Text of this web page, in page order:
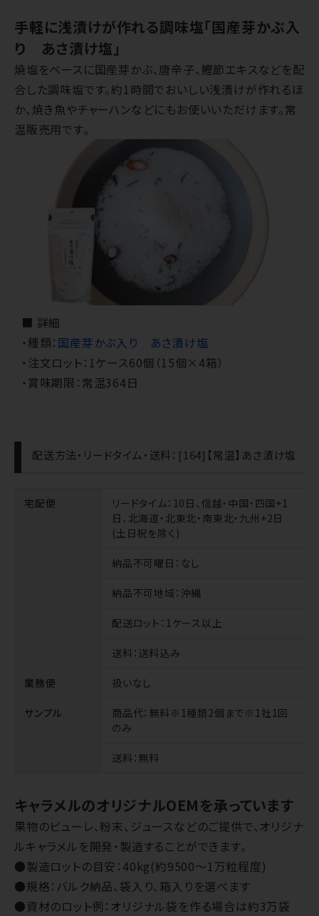
手軽に浅漬けが作れる調味塩「国産芽かぶ入
り あさ漬け塩」
焼塩をベースに国産芽かぶ、唐辛子、鰹節エキスなどを配
合した調味塩です。約1時間でおいしい浅漬けが作れるほ
か、焼き魚やチャーハンなどにもお使いいただけます。常
温販売用です。
■ 詳細
・種類： 国産芽かぶ入り あさ漬け塩
・注文ロット：1ケース60個（15個×4箱）
・賞味期限：常温364日
配送方法・リードタイム・送料：[164]【常温】あさ漬け塩
宅配便 リードタイム：10日、信越・中国・四国+1
日、北海道・北東北・南東北・九州+2日
(土日祝を除く)
納品不可曜日 ：なし
納品不可地域 ：沖縄
配送ロット ：1ケース以上
送料：送料込み
業務便 扱いなし
サンプル 商品代：無料※1種類2個まで※1社1回
のみ
送料：無料
キャラメルのオリジナルOEMを承っています
果物のピューレ、粉末、ジュースなどのご提供で、オリジナ
ルキャラメルを開発・製造することができます。
●製造ロットの目安：40kg(約9500～1万粒程度)
●規格：バルク納品、袋入り、箱入りを選べます
●資材のロット例：オリジナル袋を作る場合は約3万袋